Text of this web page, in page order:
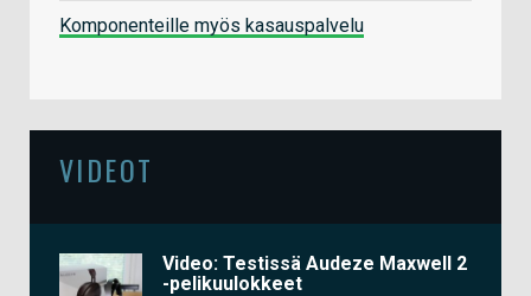
Komponenteille myös kasauspalvelu
VIDEOT
Video: Testissä Audeze Maxwell 2
-pelikuulokkeet